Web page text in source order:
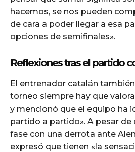
hacemos, se nos pueden
de cara a poder llegar a esa
opciones de semifinales».
Reflexiones tras el partido
El entrenador catalán
torneo siempre hay que
y mencionó que el equipo ha
partido a partido». A pesar de
fase con una derrota ante
expresó que tienen «la